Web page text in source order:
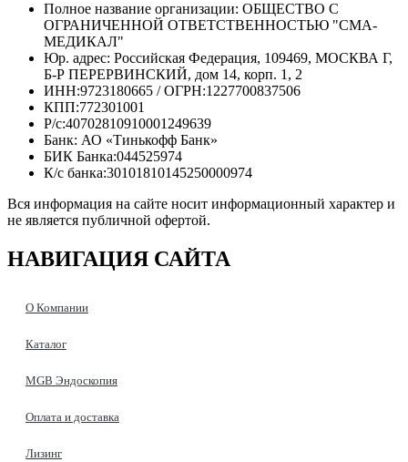
Полное название организации: ОБЩЕСТВО С
ОГРАНИЧЕННОЙ ОТВЕТСТВЕННОСТЬЮ "СМА-
МЕДИКАЛ"
Юр. адрес: Российская Федерация, 109469, МОСКВА Г,
Б-Р ПЕРЕРВИНСКИЙ, дом 14, корп. 1, 2
ИНН:9723180665 / ОГРН:1227700837506
КПП:772301001
Р/с:40702810910001249639
Банк: АО «Тинькофф Банк»
БИК Банка:044525974
К/с банка:30101810145250000974
Вся информация на сайте носит информационный характер и
не является публичной офертой.
НАВИГАЦИЯ САЙТА
О Компании
Каталог
MGB Эндоскопия
Оплата и доставка
Лизинг